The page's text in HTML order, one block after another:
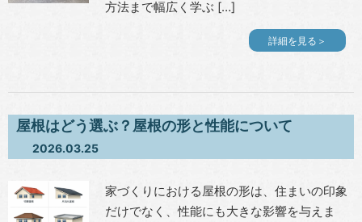
方法まで幅広く学ぶ […]
詳細を見る＞
屋根はどう選ぶ？屋根の形と性能について
2026.03.25
家づくりにおける屋根の形は、住まいの印象
だけでなく、性能にも大きな影響を与えま